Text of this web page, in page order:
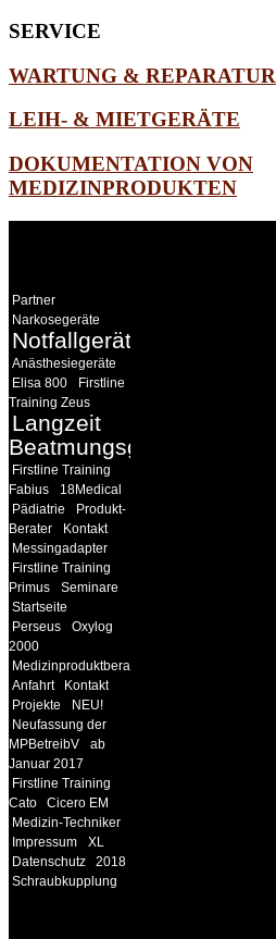
SERVICE
WARTUNG & REPARATUR
LEIH- & MIETGERÄTE
DOKUMENTATION VON
MEDIZINPRODUKTEN
Partner
Narkosegeräte
Notfallgeräte
Anästhesiegeräte
Elisa 800
Firstline
Training Zeus
Langzeit
Beatmungsgeräte
Firstline Training
Fabius
18Medical
Pädiatrie
Produkt-
Berater
Kontakt
Messingadapter
Firstline Training
Primus
Seminare
Startseite
Perseus
Oxylog
2000
Medizinproduktberater
Anfahrt
Kontakt
Projekte
NEU!
Neufassung der
MPBetreibV
ab
Januar 2017
Firstline Training
Cato
Cicero EM
Medizin-Techniker
Impressum
XL
Datenschutz
2018
Schraubkupplung